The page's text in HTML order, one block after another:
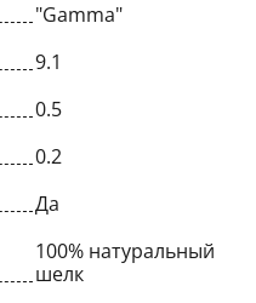
"Gamma"
9.1
0.5
0.2
Да
100% натуральный
шелк